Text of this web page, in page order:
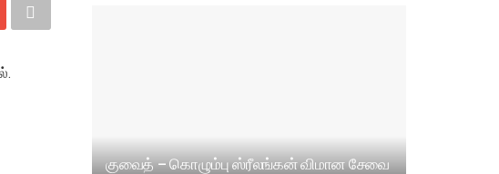
குவைத் – கொழும்பு ஸ்ரீலங்கன் விமான சேவை